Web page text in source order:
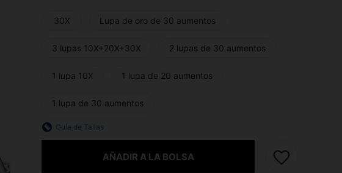
30X Lupa de oro de 30 aumentos
3 lupas 10X+20X+30X 2 lupas de 30 aumentos
1 lupa 10X 1 lupa de 20 aumentos
1 lupa de 30 aumentos
Guía de Tallas
AÑADIR A LA BOLSA